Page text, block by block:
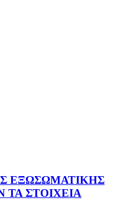
ΕΞΩΣΩΜΑΤΙΚΗΣ
ΤΑ ΣΤΟΙΧΕΙΑ